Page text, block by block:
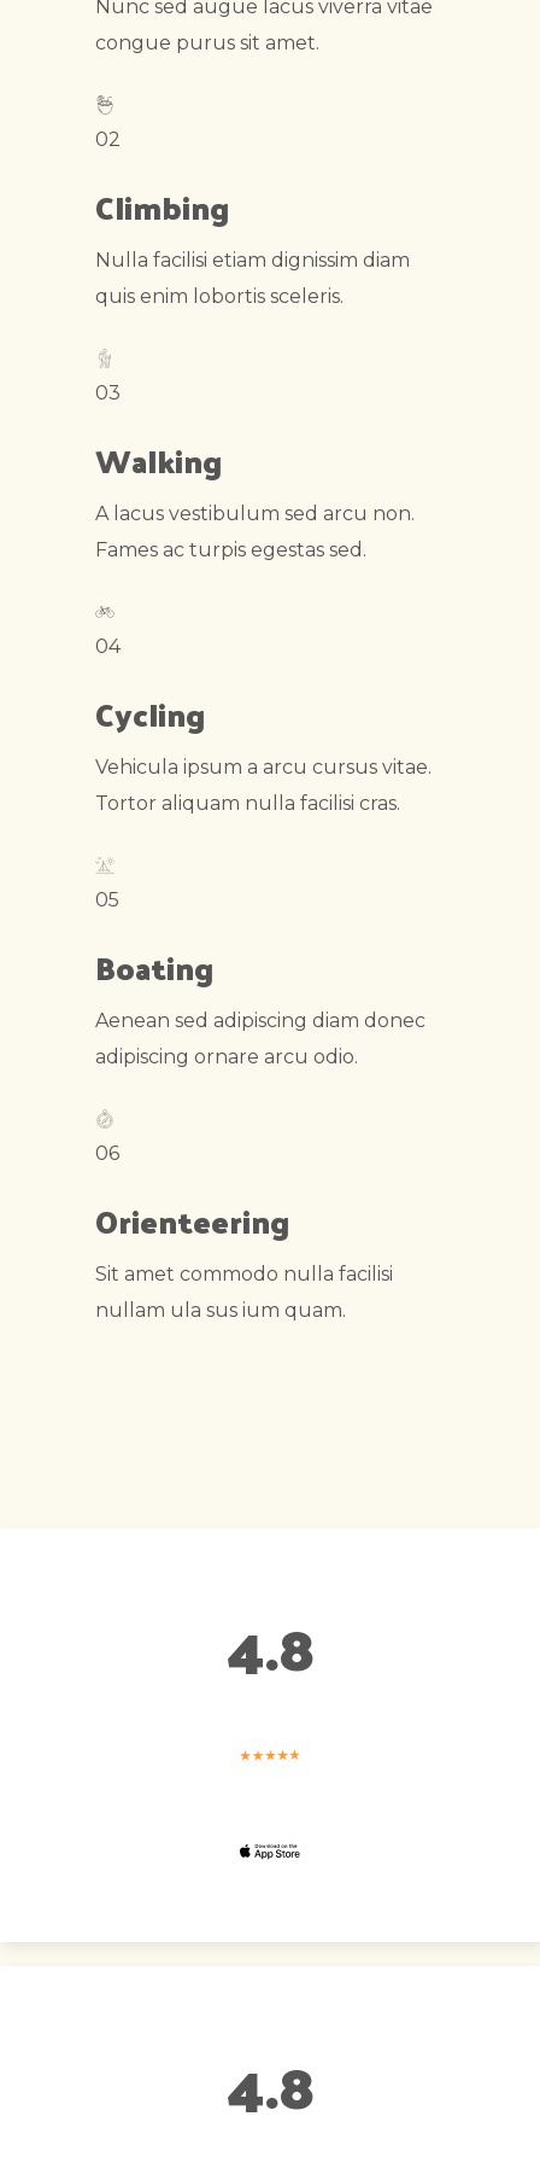
Nunc sed augue lacus viverra vitae
congue purus sit amet.
02
Climbing
Nulla facilisi etiam dignissim diam
quis enim lobortis sceleris.
03
Walking
A lacus vestibulum sed arcu non.
Fames ac turpis egestas sed.
04
Cycling
Vehicula ipsum a arcu cursus vitae.
Tortor aliquam nulla facilisi cras.
05
Boating
Aenean sed adipiscing diam donec
adipiscing ornare arcu odio.
06
Orienteering
Sit amet commodo nulla facilisi
nullam ula sus ium quam.
4.8
4.8